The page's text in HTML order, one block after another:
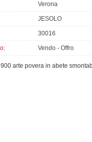
Verona
JESOLO
30016
Vendo - Offro
arte povera in abete